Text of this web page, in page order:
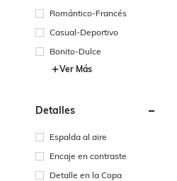
Romántico-Francés
Casual-Deportivo
Bonito-Dulce
Ver Más
Detalles
Espalda al aire
Encaje en contraste
Detalle en la Copa